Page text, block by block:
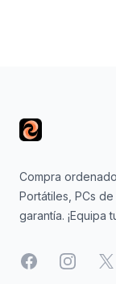
Compra
Portátiles, PCs
garantía. ¡Equipa
FacebookInstagram
X